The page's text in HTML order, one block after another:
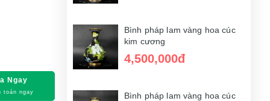
Ngay
toán ngay
Bình pháp lam vàng hoa cúc
kim cương
4,500,000đ
Bình pháp lam vàng hoa cúc